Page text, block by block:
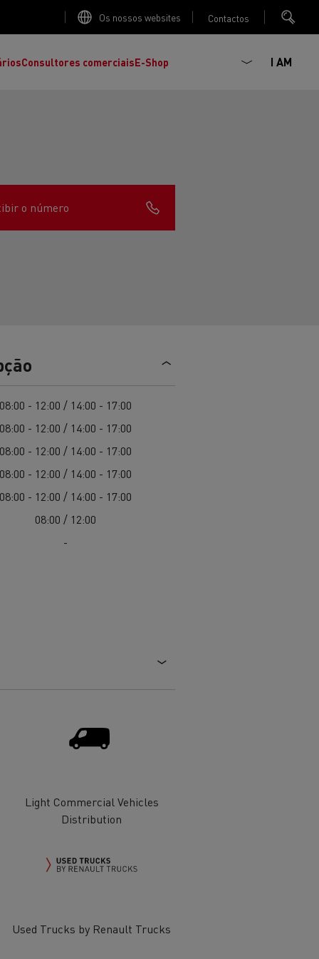
Os nossos websites Contactos
Smart Racer
os seus Camiões
para
Consultores comerciaisE-Shop I AM
o número
08:00 - 12:00 / 14:00 - 17:00
08:00 - 12:00 / 14:00 - 17:00
08:00 - 12:00 / 14:00 - 17:00
08:00 - 12:00 / 14:00 - 17:00
08:00 - 12:00 / 14:00 - 17:00
08:00 / 12:00
-
Light Commercial Vehicles
Distribution
Used Trucks by Renault Trucks